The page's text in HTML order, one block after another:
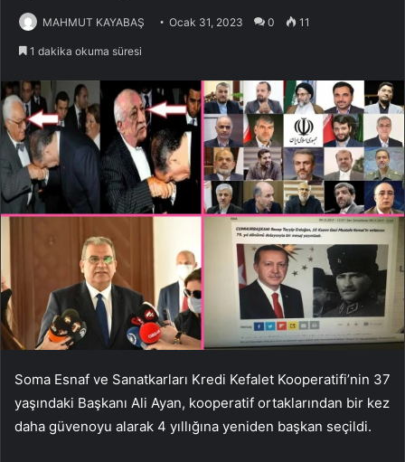
MAHMUT KAYABAŞ Ocak 31, 2023 0 11
1 dakika okuma süresi
Soma Esnaf ve Sanatkarları Kredi Kefalet Kooperatifi’nin 37
yaşındaki Başkanı Ali Ayan, kooperatif ortaklarından bir kez
daha güvenoyu alarak 4 yıllığına yeniden başkan seçildi.